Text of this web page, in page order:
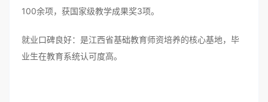
100余项，获国家级教学成果奖3项。
就业口碑良好：是江西省基础教育师资培养的核心基地，毕
业生在教育系统认可度高。